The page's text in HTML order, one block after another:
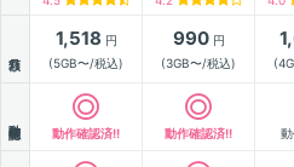
1,518 円
(5GB〜/税込)
990円
(3GB〜/税込)
動作確認済!! 動作確認済!!